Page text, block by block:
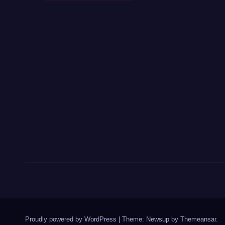
Proudly powered by WordPress Theme: Newsup by Themeansar.